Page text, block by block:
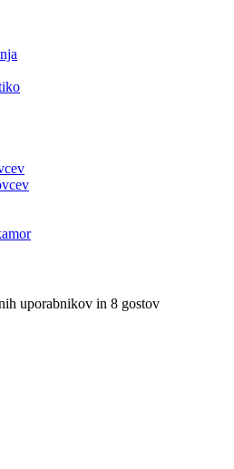
uporabnikov in 8 gostov